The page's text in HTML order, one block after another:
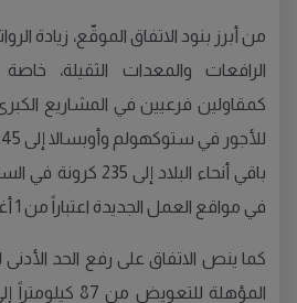
من أبرز بنود الاتفاق الموقّع، زيادة
الرافعات والمعدات الثقيلة،
كمقاولين فرعيين في المشاريع
باقي أنحاء البلاد
في مواقع العمل الجديدة اعتباراً من 1 أغسطس 2025.
كما ينص الاتفاق على رفع الحد الأدنى